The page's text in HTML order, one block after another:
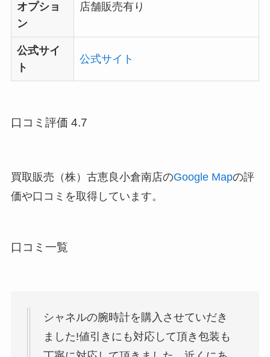
オプショ
ン
店舗販売有り
公式サイ
ト
公式サイト
口コミ評価 4.7
買取販売（株）古恵良小倉南店のGoogle Mapの評
価や口コミを取得しています。
口コミ一覧
シャネルの腕時計を購入させていだき
ました!値引きにも対応して頂き包装も